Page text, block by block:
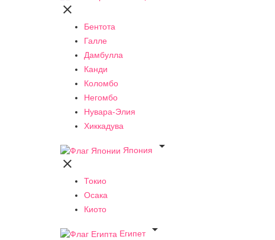

Бентота
Галле
Дамбулла
Канди
Коломбо
Негомбо
Нувара-Элия
Хиккадува
Япония


Токио
Осака
Киото
Египет
